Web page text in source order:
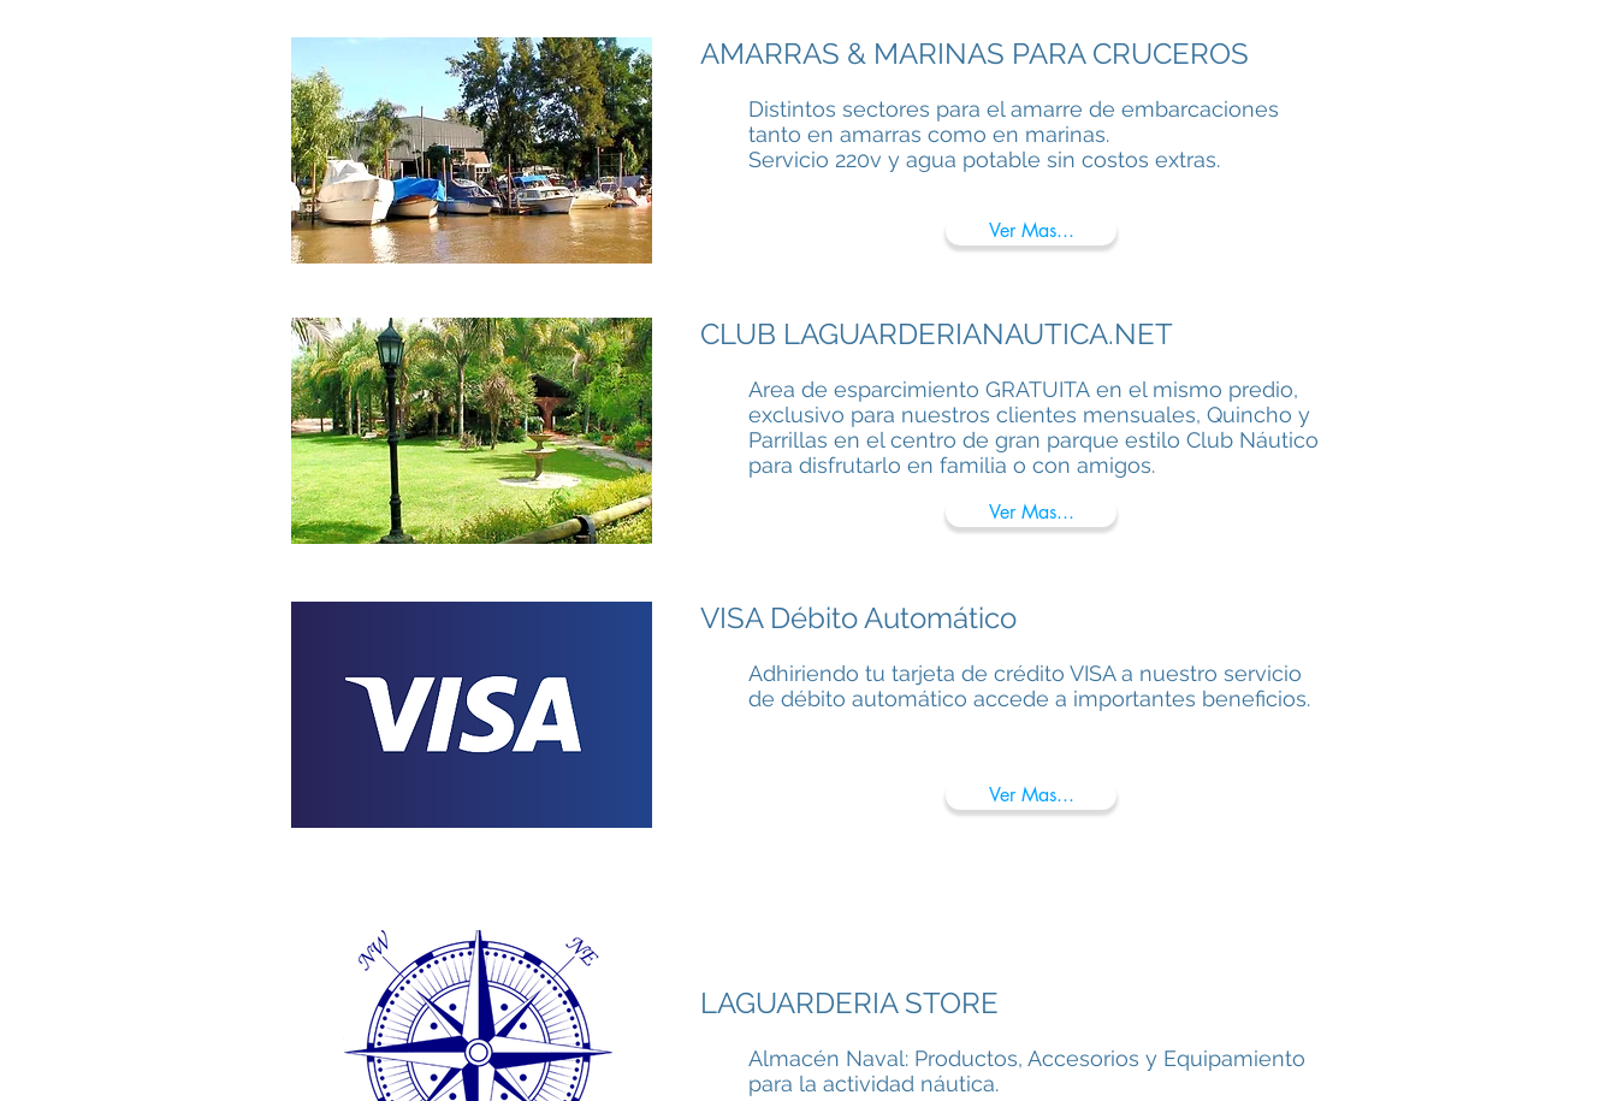
AMARRAS & MARINAS PARA CRUCEROS
Distintos sectores para el amarre de embarcaciones
tanto en amarras como en marinas.
Servicio 220v y agua potable sin costos extras.
Ver Mas...
CLUB LAGUARDERIANAUTICA.NET
Area de esparcimiento GRATUITA en el mismo predio,
exclusivo para nuestros clientes mensuales, Quincho y
Parrillas en el centro de gran parque estilo Club Náutico
para disfrutarlo en familia o con amigos.
Ver Mas...
VISA Débito Automático
Adhiriendo tu tarjeta de crédito VISA a nuestro servicio
de débito automático accede a importantes beneficios.
Ver Mas...
LAGUARDERIA STORE
Almacén Naval: Productos, Accesorios y Equipamiento
para la actividad náutica.